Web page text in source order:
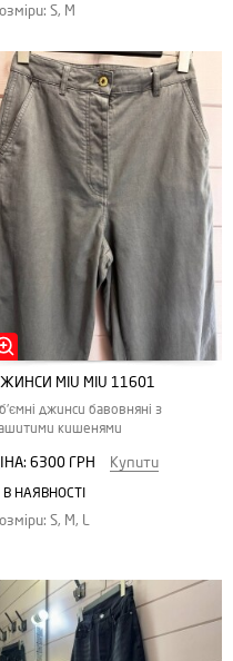
S, M
MIU MIU 11601
джинси бавовняні з
кишенями
6300 ГРН Купити
НАЯВНОСТІ
S, M, L